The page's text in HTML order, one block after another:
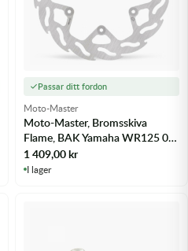
Passar ditt fordon
Moto-Master
Moto-Master, Bromsskiva
Flame, BAK Yamaha WR125 02-
07 - m.fl.
1 409,00kr
I lager